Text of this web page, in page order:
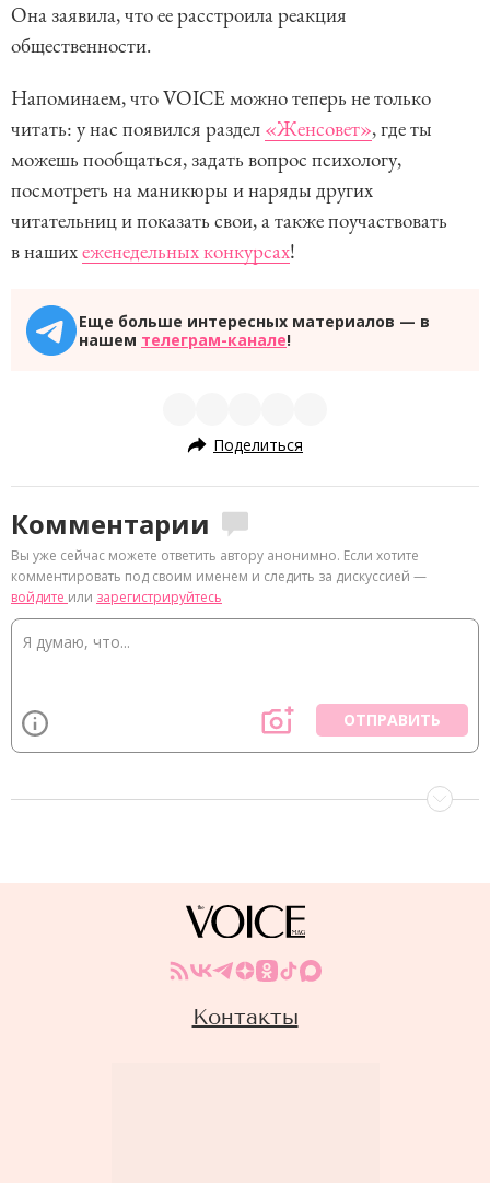
Она заявила, что ее расстроила реакция
общественности.
Напоминаем, что VOICE можно теперь не только
читать: у нас появился раздел «Женсовет», где ты
можешь пообщаться, задать вопрос психологу,
посмотреть на маникюры и наряды других
читательниц и показать свои, а также поучаствовать
в нашихеженедельных конкурсах!
Еще больше интересных материалов — в
нашем телеграм-канале!
Поделиться
Комментарии
Вы уже сейчас можете ответить автору анонимно. Если хотите
комментировать под своим именем и следить за дискуссией —
войдите или зарегистрируйтесь
ОТПРАВИТЬ
Контакты